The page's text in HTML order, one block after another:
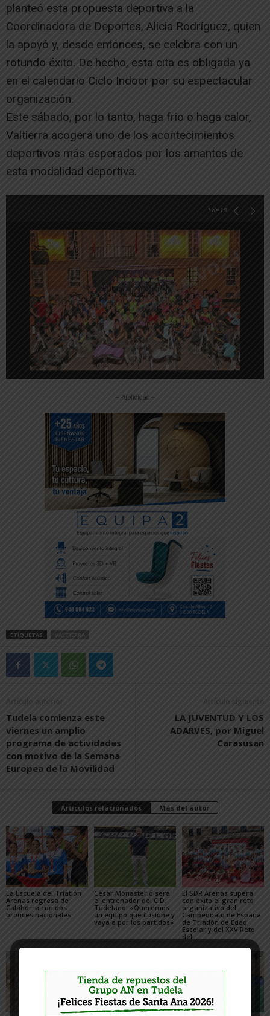
planteó esta propuesta deportiva a la
Coordinadora de Deportes, Alicia Rodríguez, quien
la apoyó y, desde entonces, se celebra con un
rotundo éxito. De hecho, esta cita es obligada ya
en el calendario Ciclo Indoor por su espectacular
organización.
Este sábado, por lo tanto, haga frio o haga calor,
Valtierra acogerá uno de los acontecimientos
deportivos más esperados por los amantes de
esta modalidad deportiva.
1 de 18
-- Publicidad --
ETIQUETAS VALTIERRA
Artículo anterior
Tudela comienza este
viernes un amplio
programa de actividades
con motivo de la Semana
Europea de la Movilidad
Artículo siguiente
LA JUVENTUD Y LOS
ADARVES, por Miguel
Carasusan
Artículos relacionados Más del autor
La Escuela del Triatlón
Arenas regresa de
Calahorra con dos
bronces nacionales
César Monasterio será
el entrenador del C.D.
Tudelano: «Queremos
un equipo que ilusione y
vaya a por los partidos»
El SDR Arenas supera
con éxito el gran reto
organizativo del
Campeonato de España
de Triatlón de Edad
Escolar y del XXV Reto
del...